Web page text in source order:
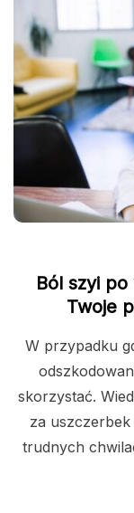
Ból szyi
Twoje
W przypadku
skorzystać.
za
trudnych